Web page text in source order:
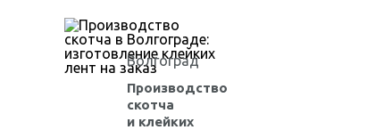
Волгоград
Производство
скотча
и клейких